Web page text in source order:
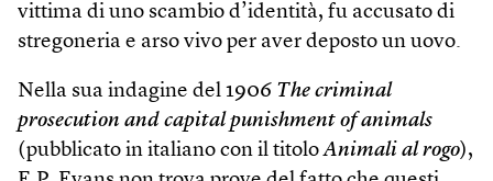
vittima di uno scambio d’identità, fu accusato di
stregoneria e arso vivo per aver deposto un uovo.
Nella sua indagine del 1906 The criminal
prosecution and capital punishment of animals
(pubblicato in italiano con il titoloAnimali al rogo),